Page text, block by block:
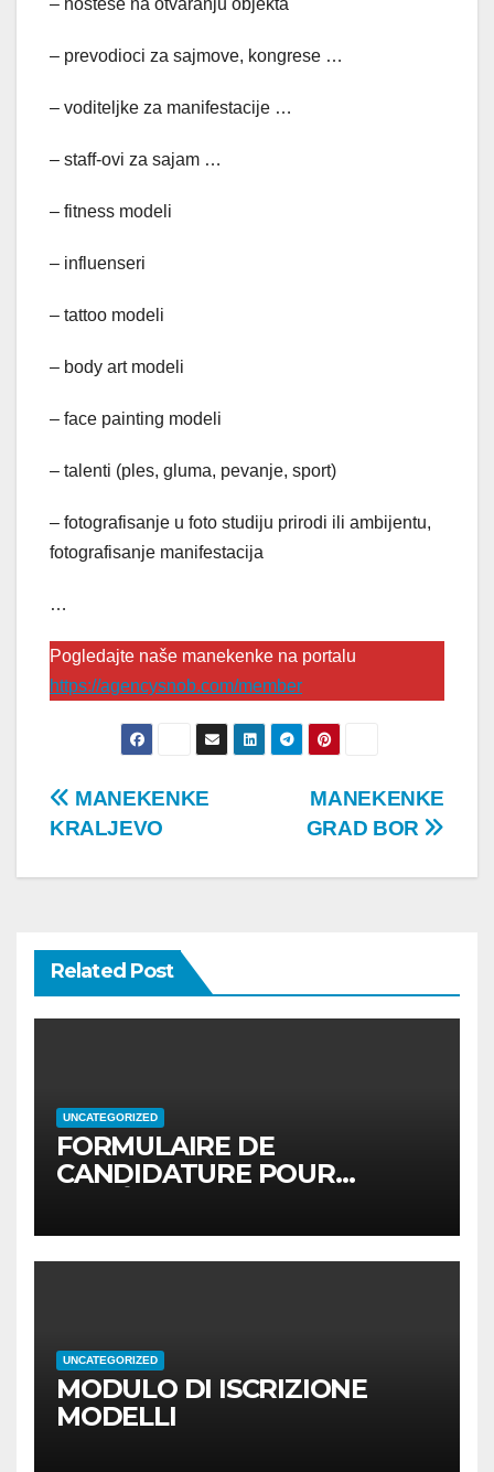
– hostese na otvaranju objekta
– prevodioci za sajmove, kongrese …
– voditeljke za manifestacije …
– staff-ovi za sajam …
– fitness modeli
– influenseri
– tattoo modeli
– body art modeli
– face painting modeli
– talenti (ples, gluma, pevanje, sport)
– fotografisanje u foto studiju prirodi ili ambijentu,
fotografisanje manifestacija
…
Pogledajte naše manekenke na portalu
https://agencysnob.com/member
Post
MANEKENKE
GRAD BOR
MANEKENKE
KRALJEVO
Related Post
UNCATEGORIZED
FORMULAIRE DE
CANDIDATURE POUR
UNCATEGORIZED
MODULO DI ISCRIZIONE
MODELLI